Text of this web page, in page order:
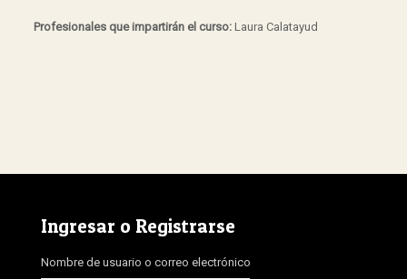
Profesionales que impartirán el curso:Laura Calatayud
Ingresar o Registrarse
Nombre de usuario o correo electrónico